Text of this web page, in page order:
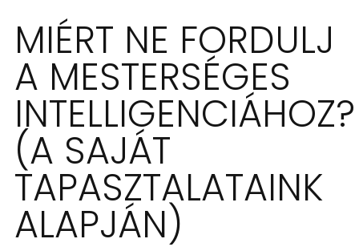
MIÉRT NE FORDULJ
A MESTERSÉGES
INTELLIGENCIÁHOZ?
(A SAJÁT
TAPASZTALATAINK
ALAPJÁN)